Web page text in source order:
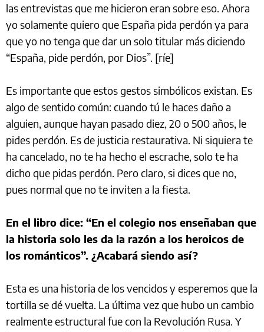
las entrevistas que me hicieron eran sobre eso. Ahora
yo solamente quiero que España pida perdón ya para
que yo no tenga que dar un solo titular más diciendo
“España, pide perdón, por Dios”. [ríe]
Es importante que estos gestos simbólicos existan. Es
algo de sentido común: cuando tú le haces daño a
alguien, aunque hayan pasado diez, 20 o 500 años, le
pides perdón. Es de justicia restaurativa. Ni siquiera te
ha cancelado, no te ha hecho el escrache, solo te ha
dicho que pidas perdón. Pero claro, si dices que no,
pues normal que no te inviten a la fiesta.
En el libro dice: “En el colegio nos enseñaban que
la historia solo les da la razón a los heroicos de
los románticos”. ¿Acabará siendo así?
Esta es una historia de los vencidos y esperemos que la
tortilla se dé vuelta. La última vez que hubo un cambio
realmente estructural fue con la Revolución Rusa. Y